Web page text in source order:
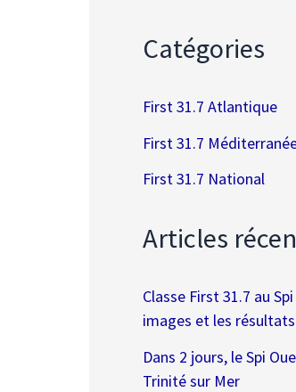
Catégories
First 31.7 Atlantique
First 31.7
First 31.7 National
Articles
Classe First 31.7 au
images et les
Dans 2 jours, le Spi
Trinité sur Mer